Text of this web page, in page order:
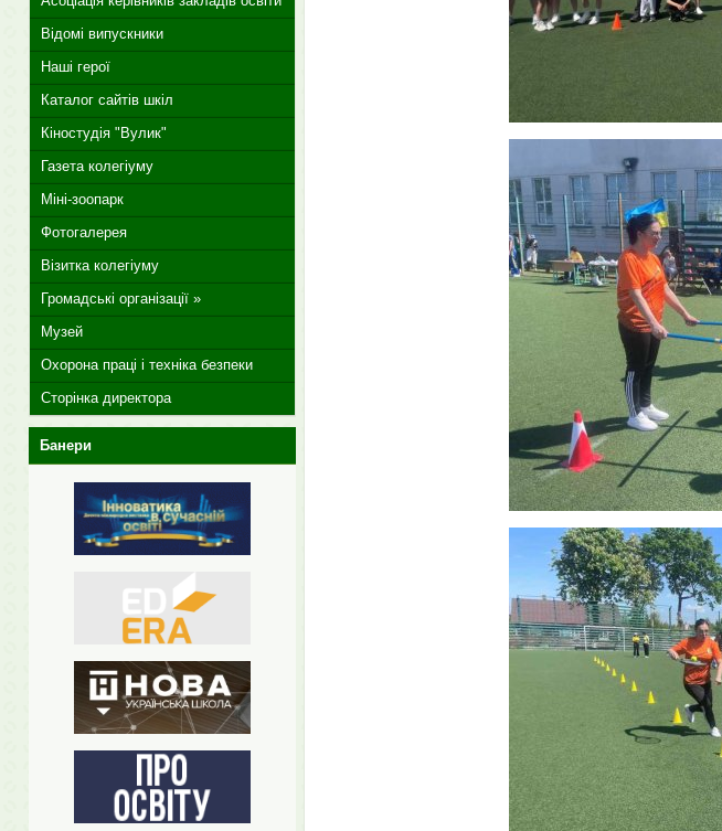
Відомі випускники
Наші герої
Каталог сайтів шкіл
Кіностудія "Вулик"
Газета колегіуму
Міні-зоопарк
Фотогалерея
Візитка колегіуму
Громадські організації »
Музей
Охорона праці і техніка безпеки
Сторінка директора
Банери